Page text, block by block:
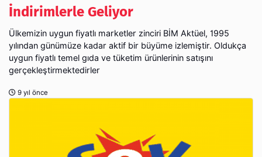
İndirimlerle Geliyor
Ülkemizin uygun fiyatlı marketler zinciri BİM Aktüel, 1995
yılından günümüze kadar aktif bir büyüme izlemiştir. Oldukça
uygun fiyatlı temel gıda ve tüketim ürünlerinin satışını
gerçekleştirmektedirler
9 yıl önce